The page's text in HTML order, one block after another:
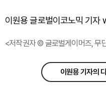
이원용 글로벌이코노믹 기
<저작권자 © 글로벌게이머즈, 무
이원용 기자의